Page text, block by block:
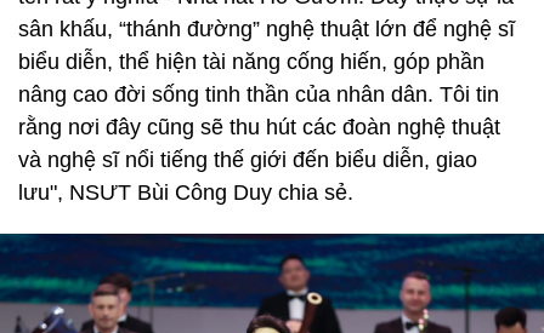
sân khấu, “thánh đường” nghệ thuật lớn để nghệ sĩ
biểu diễn, thể hiện tài năng cống hiến, góp phần
nâng cao đời sống tinh thần của nhân dân. Tôi tin
rằng nơi đây cũng sẽ thu hút các đoàn nghệ thuật
và nghệ sĩ nổi tiếng thế giới đến biểu diễn, giao
lưu", NSƯT Bùi Công Duy chia sẻ.